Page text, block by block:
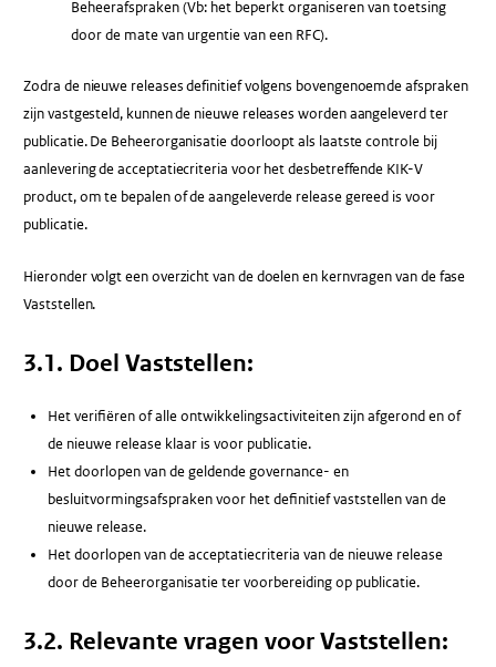
Beheerafspraken (Vb: het beperkt organiseren van toetsing
door de mate van urgentie van een RFC).
Zodra de nieuwe releases definitief volgens bovengenoemde afspraken
zijn vastgesteld, kunnen de nieuwe releases worden aangeleverd ter
publicatie. De Beheerorganisatie doorloopt als laatste controle bij
aanlevering de acceptatiecriteria voor het desbetreffende KIK-V
product, om te bepalen of de aangeleverde release gereed is voor
publicatie.
Hieronder volgt een overzicht van de doelen en kernvragen van de fase
Vaststellen.
3.1. Doel Vaststellen:
Het verifiëren of alle ontwikkelingsactiviteiten zijn afgerond en of
de nieuwe release klaar is voor publicatie.
Het doorlopen van de geldende governance- en
besluitvormingsafspraken voor het definitief vaststellen van de
nieuwe release.
Het doorlopen van de acceptatiecriteria van de nieuwe release
door de Beheerorganisatie ter voorbereiding op publicatie.
3.2. Relevante vragen voor Vaststellen: